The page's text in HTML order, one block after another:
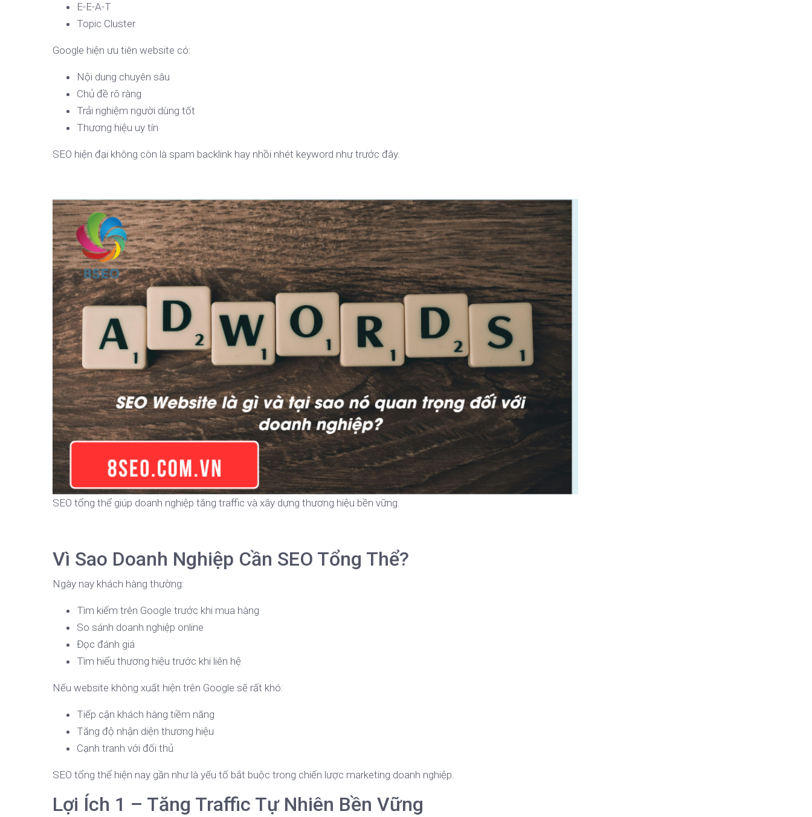
E-E-A-T
Topic Cluster
Google hiện ưu tiên website có:
Nội dung chuyên sâu
Chủ đề rõ ràng
Trải nghiệm người dùng tốt
Thương hiệu uy tín
SEO hiện đại không còn là spam backlink hay nhồi nhét keyword như trước đây.
SEO tổng thể giúp doanh nghiệp tăng traffic và xây dựng thương hiệu bền vững.
Vì Sao Doanh Nghiệp Cần SEO Tổng Thể?
Ngày nay khách hàng thường:
Tìm kiếm trên Google trước khi mua hàng
So sánh doanh nghiệp online
Đọc đánh giá
Tìm hiểu thương hiệu trước khi liên hệ
Nếu website không xuất hiện trên Google sẽ rất khó:
Tiếp cận khách hàng tiềm năng
Tăng độ nhận diện thương hiệu
Cạnh tranh với đối thủ
SEO tổng thể hiện nay gần như là yếu tố bắt buộc trong chiến lược marketing doanh nghiệp.
Lợi Ích 1 – Tăng Traffic Tự Nhiên Bền Vững